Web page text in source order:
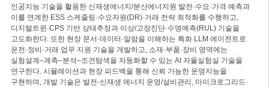
인공지능 기술을 활용한 신재생에너지/분산에너지원 발전·수요·가격 예측과
이를 연계한 ESS 스케줄링·수요자원(DR)·거래 전략 최적화를 수행하고,
디지털트윈·CPS 기반 상태추정과 이상/고장진단·수명예측(RUL) 기술을
고도화한다. 또한 현장 문서·데이터·알람을 이해하는 특화 LLM 에이전트로
운전·정비·거래 업무 지원 기술을 개발하고, 소재·부품·장비 영역에는
실험설계–계측–분석–조건탐색을 자동화할 수 있는 AI 자율실험실 기술을
연구한다. 시뮬레이션과 현장 피드백을 통해 신뢰 가능한 운영지능을
구현하며, 개발 기술은 발전·신재생 에너지 운영/설비관리, 마이크로그리드·